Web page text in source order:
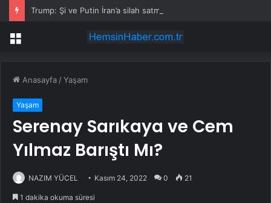
Trump: Şi ve Putin İran’a silah satmayacaklarını söyledi
Menü
Anasayfa /Yaşam
Yaşam
Serenay Sarıkaya ve Cem
Yılmaz Barıştı Mı?
NAZIM YÜCEL Kasım 24, 2022 0 21
1 dakika okuma süresi